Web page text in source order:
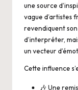
une source
vague d’artistes
revendiquent
d’interpréter,
un vecteur
Cette influence
🎶 Une